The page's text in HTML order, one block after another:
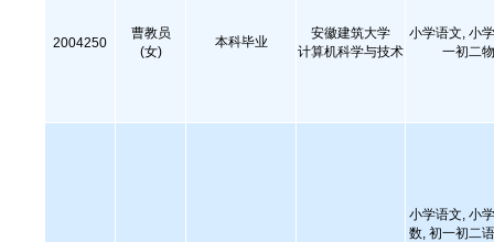
2004250
曹教员
(女)
本科毕业
安徽建筑大学
计算机科学与技术
小学语文, 小
一初二
小学语文, 小
数, 初一初二